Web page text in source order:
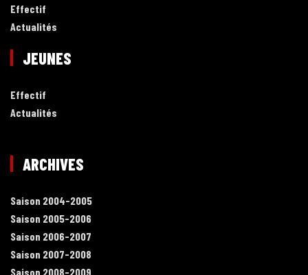
Effectif
Actualités
JEUNES
Effectif
Actualités
ARCHIVES
Saison 2004-2005
Saison 2005-2006
Saison 2006-2007
Saison 2007-2008
Saison 2008-2009